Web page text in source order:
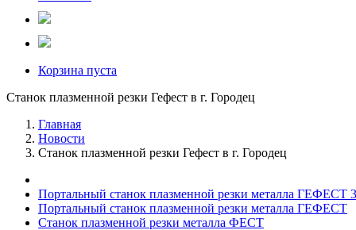
Корзина пуста
Станок плазменной резки Гефест в г. Городец
Главная
Новости
Станок плазменной резки Гефест в г. Городец
Портальный станок плазменной резки металла ГЕФЕСТ
Портальный станок плазменной резки металла ГЕФЕСТ
Станок плазменной резки металла ФЕСТ